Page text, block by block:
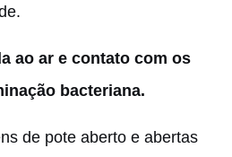
ao ar e contato com os
bacteriana.
de pote aberto e abertas